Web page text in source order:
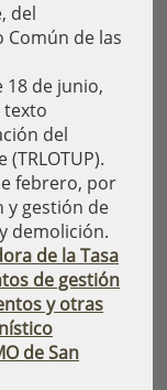
del
de las
18 de junio,
texto
del
febrero, por
y gestión de
demolición.
de la Tasa
de gestión
y otras
de San